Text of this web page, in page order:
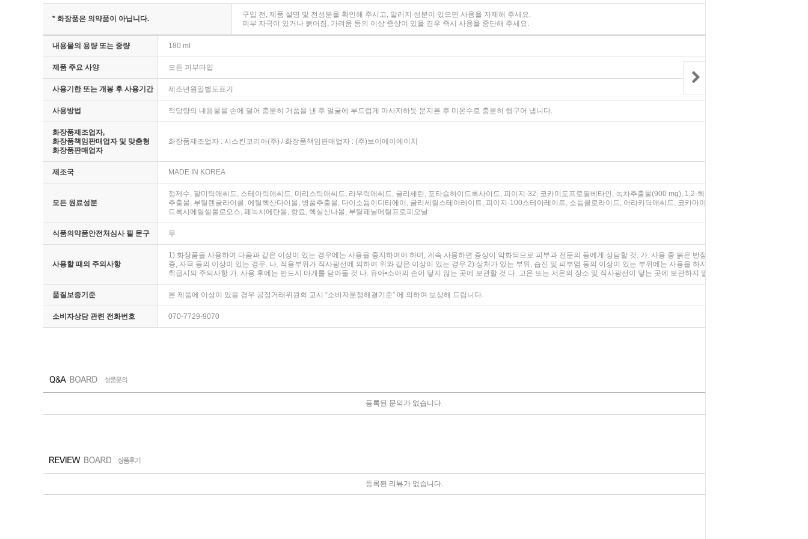
* 화장품은 의약품이 아닙니다.
구입 전, 제품 설명 및 전성분을 확인해 주시고, 알러지 성분이 있으면 사용을 자제해 주세요.
피부 자극이 있거나 붉어짐, 가려움 등의 이상 증상이 있을 경우 즉시 사용을 중단해 주세요.
내용물의 용량 또는 중량 180 ml
제품 주요 사양 모든 피부타입
사용기한 또는 개봉 후 사용기간 제조년원일별도표기
사용방법 적당량의 내용물을 손에 덜어 충분히 거품을 낸 후 얼굴에 부드럽게 마사지하듯 문지른 후 미온수로 충분히 헹구어 냅니다.
화장품제조업자,
화장품책임판매업자 및 맞춤형
화장품판매업자
화장품제조업자 : 시스킨코리아(주) / 화장품책임판매업자 : (주)브이에이에이치
제조국 MADE IN KOREA
모든 원료성분
정제수, 팔미틱애씨드, 스테아릭애씨드, 미리스틱애씨드, 라우릭애씨드, 글리세린, 포타슘하이드록사이드, 피이지-32, 코카미도프로필베타인, 녹차추출물(900 mg), 1,2-헥산다이올, 쇠비름
추출물, 부틸렌글라이콜, 에틸헥산다이올, 병풀추출물, 다이소듐이디티에이, 글리세릴스테아레이트, 피이지-100스테아레이트, 소듐클로라이드, 아라키딕애씨드, 코카마이드디이에이, 하이
드록시에틸셀룰로오스, 페녹시에탄올, 향료, 헥실신나몰, 부틸페닐메틸프로피오날
식품의약품안전처심사 필 문구 무
사용할 때의 주의사항
1) 화장품을 사용하여 다음과 같은 이상이 있는 경우에는 사용을 중지하여야 하며, 계속 사용하면 증상이 악화되므로 피부과 전문의 등에게 상담할 것. 가. 사용 중 붉은 반점, 부어오름, 가려움
증, 자극 등의 이상이 있는 경우. 나. 적용부위가 직사광선에 의하여 위와 같은 이상이 있는 경우 2) 상처가 있는 부위, 습진 및 피부염 등의 이상이 있는 부위에는 사용을 하지 말 것. 3) 보관 및
취급시의 주의사항 가. 사용 후에는 반드시 마개를 닫아둘 것 나. 유아•소아의 손이 닿지 않는 곳에 보관할 것 다. 고온 또는 저온의 장소 및 직사광선이 닿는 곳에 보관하지 말 것.
품질보증기준 본 제품에 이상이 있을 경우 공정거래위원회 고시 “소비자분쟁해결기준” 에 의하여 보상해 드립니다.
소비자상담 관련 전화번호 070-7729-9070
등록된 문의가 없습니다.
등록된 리뷰가 없습니다.